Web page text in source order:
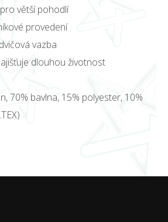
větší pohodlí
provedení
vazba
dlouhou životnost
70% bavlna, 15% polyester, 10%